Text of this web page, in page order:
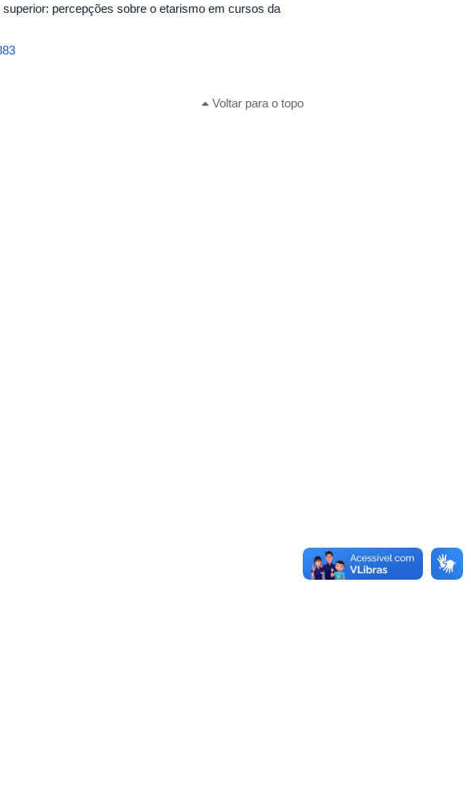
percepções sobre o etarismo em cursos da
Voltar para o topo